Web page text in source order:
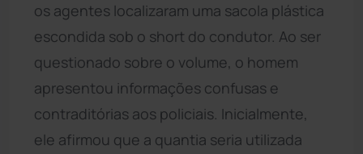
os agentes localizaram uma sacola plástica
escondida sob o short do condutor. Ao ser
questionado sobre o volume, o homem
apresentou informações confusas e
contraditórias aos policiais. Inicialmente,
ele afirmou que a quantia seria utilizada